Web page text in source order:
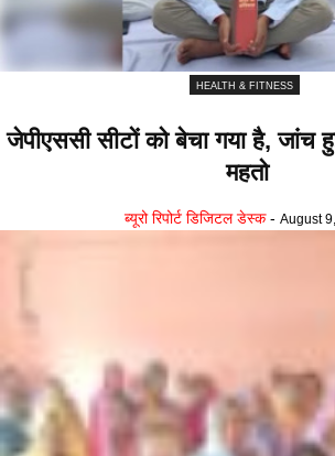
HEALTH & FITNESS
जेपीएससी सीटों को बेचा गया है, जांच
महतो
ब्यूरो रिपोर्ट डिजिटल डेस्क - August